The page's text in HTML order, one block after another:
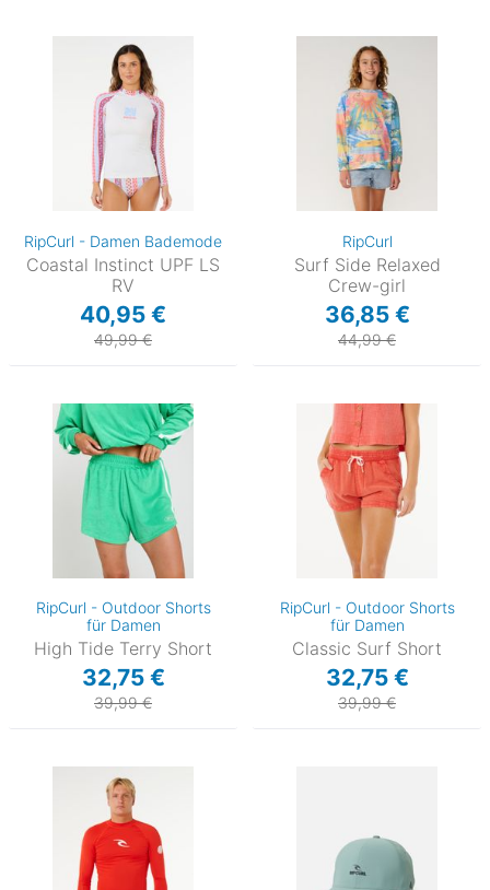
RipCurl - Damen Bademode
Coastal Instinct UPF LS
RV
40,95 €
49,99 €
RipCurl
Surf Side Relaxed
Crew-girl
36,85 €
44,99 €
RipCurl - Outdoor Shorts
für Damen
High Tide Terry Short
32,75 €
39,99 €
RipCurl - Outdoor Shorts
für Damen
Classic Surf Short
32,75 €
39,99 €